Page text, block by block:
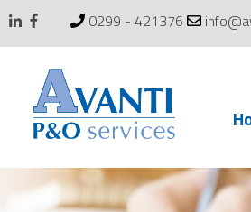
0299 - 421376